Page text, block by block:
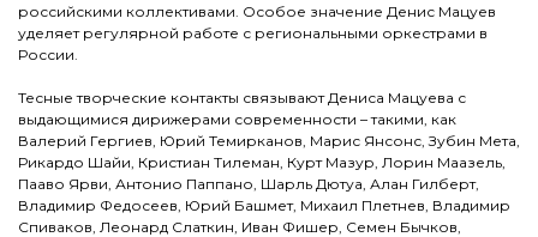
российскими коллективами. Особое значение Денис Мацуев
уделяет регулярной работе с региональными оркестрами в
России.
Тесные творческие контакты связывают Дениса Мацуева с
выдающимися дирижерами современности – такими, как
Валерий Гергиев, Юрий Темирканов, Марис Янсонс, Зубин Мета,
Рикардо Шайи, Кристиан Тилеман, Курт Мазур, Лорин Маазель,
Пааво Ярви, Антонио Паппано, Шарль Дютуа, Алан Гилберт,
Владимир Федосеев, Юрий Башмет, Михаил Плетнев, Владимир
Спиваков, Леонард Слаткин, Иван Фишер, Семен Бычков,